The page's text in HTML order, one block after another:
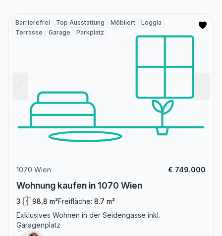
Barrierefrei Top Ausstattung Möbliert
Loggia
Terrasse
Garage Parkplatz
1070 Wien € 749.000
Wohnung kaufen in 1070 Wien
3 98,8 m²Freifläche: 8.7 m²
Exklusives Wohnen in der Seidengasse inkl.
Garagenplatz